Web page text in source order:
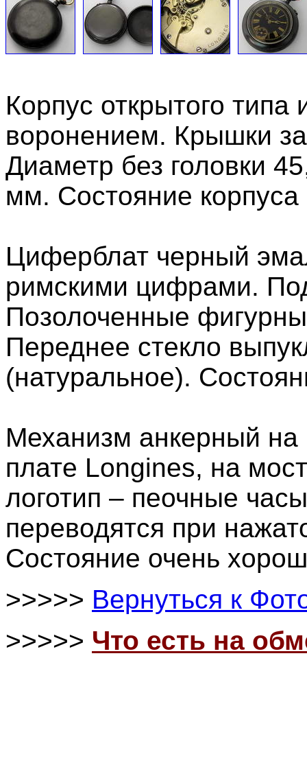
Корпус открытого
воронением. Крышки
Диаметр без головки
мм. Состояние корпуса
Циферблат черный
римскими цифрами.
Позолоченные
Переднее стекло
(натуральное).
Механизм анкерный на
плате Longines, на
логотип – пеочные
переводятся при
Состояние очень
>>>>> Вернуться к
>>>>> Что есть на